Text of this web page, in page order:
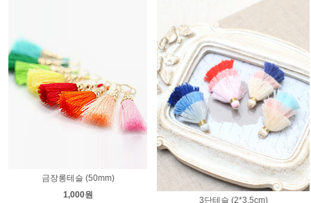
금장롱테슬 (50mm)
1,000원
3단테슬 (2*3.5cm)